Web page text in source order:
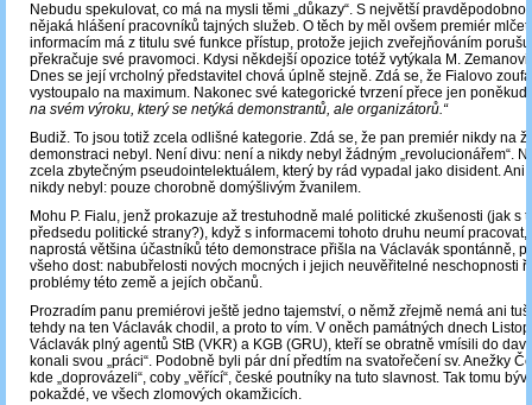
Nebudu spekulovat, co má na mysli těmi „důkazy“. S největší
nějaká hlášení pracovníků tajných služeb. O těch by měl ovšem premiér
informacím má z titulu své funkce přístup, protože jejich zveřejňováním
překračuje své pravomoci. Kdysi někdejší opozice totéž vytýkala M. Zemanovi
Dnes se její vrcholný představitel chová úplně stejně. Zdá se, že Fialovo
vystoupalo na maximum. Nakonec své kategorické tvrzení přece jen
na svém výroku, který se netýká demonstrantů, ale organizátorů.“
Budiž. To jsou totiž zcela odlišné kategorie. Zdá se, že pan premiér nikdy na
demonstraci nebyl. Není divu: není a nikdy nebyl žádným „revolucionářem“.
zcela zbytečným pseudointelektuálem, který by rád vypadal jako disident. Ani
nikdy nebyl: pouze chorobně domýšlivým žvanilem.
Mohu P. Fialu, jenž prokazuje až trestuhodně malé politické zkušenosti (jak s
předsedu politické strany?), když s informacemi tohoto druhu neumí pracovat,
naprostá většina účastníků této demonstrace přišla na Václavák spontánně,
všeho dost: nabubřelosti nových mocných i jejich neuvěřitelné neschopnosti
problémy této země a jejích občanů.
Prozradím panu premiérovi ještě jedno tajemství, o němž zřejmě nemá ani
tehdy na ten Václavák chodil, a proto to vím. V oněch památných dnech
Václavák plný agentů StB (VKR) a KGB (GRU), kteří se obratně vmísili do
konali svou „práci“. Podobně byli pár dní předtím na svatořečení sv. Anežky
kde „doprovázeli“, coby „věřící“, české poutníky na tuto slavnost. Tak tomu
pokaždé, ve všech zlomových okamžicích.